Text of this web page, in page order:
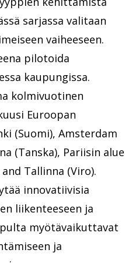
sarjassa valitaan
vaiheeseen.
pilotoida
kaupungissa.
kolmivuotinen
Euroopan
(Suomi), Amsterdam
(Tanska), Pariisin alue
Tallinna (Viro).
innovatiivisia
liikenteeseen ja
myötävaikuttavat
ja